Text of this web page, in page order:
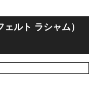
ルト ラシャム）